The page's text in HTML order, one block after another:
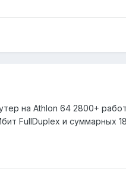
на Athlon 64 2800+
FullDuplex и суммарных